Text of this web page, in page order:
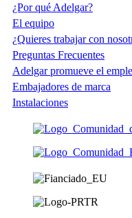
¿Por qué Adelgar?
El equipo
¿Quieres trabajar con
Preguntas Frecuentes
Adelgar promueve el
Embajadores de marca
Instalaciones